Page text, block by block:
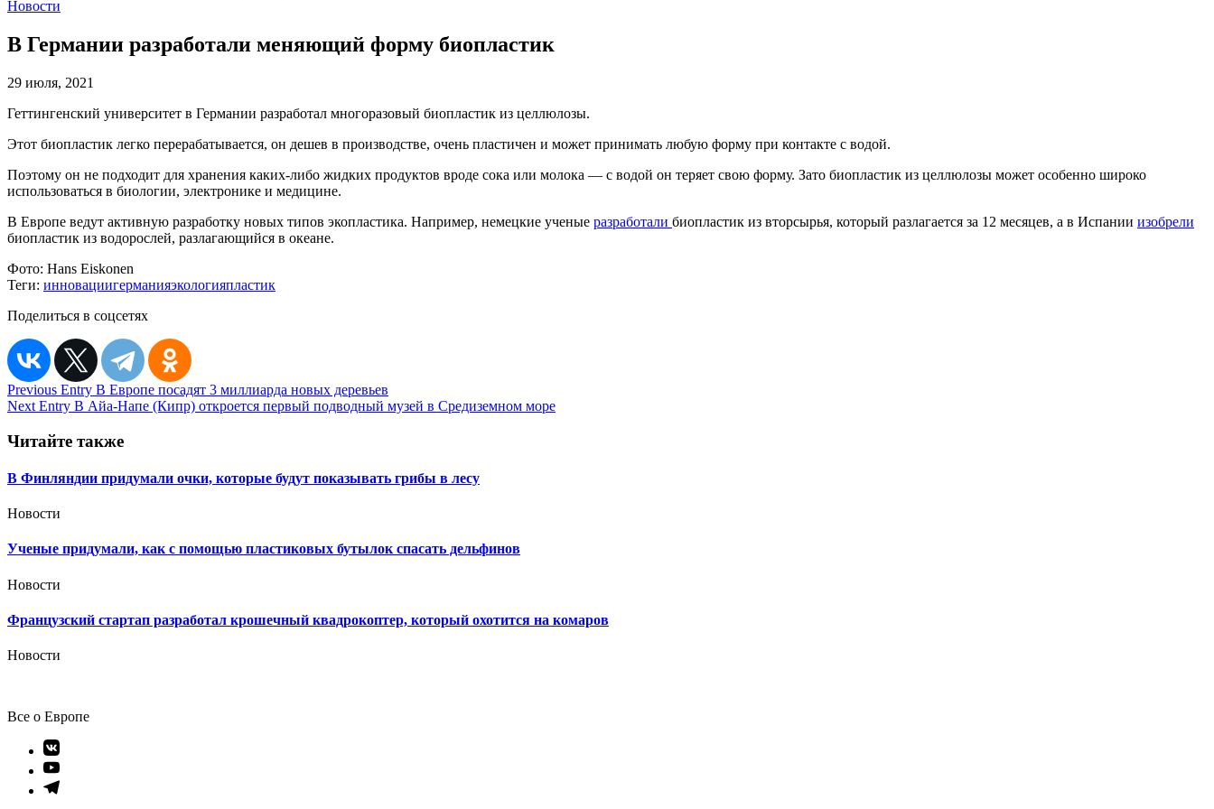
Новости
В Германии разработали меняющий форму биопластик
29 июля, 2021
Геттингенский университет в Германии разработал многоразовый биопластик из целлюлозы.
Этот биопластик легко перерабатывается, он дешев в производстве, очень пластичен и может принимать любую форму при контакте с водой.
Поэтому он не подходит для хранения каких-либо жидких продуктов вроде сока или молока — с водой он теряет свою форму. Зато биопластик из целлюлозы может особенно широко
использоваться в биологии, электронике и медицине.
В Европе ведут активную разработку новых типов экопластика. Например, немецкие ученые разработали биопластик из вторсырья, который разлагается за 12 месяцев, а в Испании изобрели
биопластик из водорослей, разлагающийся в океане.
Фото: Hans Eiskonen
Теги: инновациигерманияэкологияпластик
Поделиться в соцсетях
Навигация
по
записям
Previous Entry В Европе посадят 3 миллиарда новых деревьев
Next Entry В Айа-Напе (Кипр) откроется первый подводный музей в Средиземном море
Читайте также
В Финляндии придумали очки, которые будут показывать грибы в лесу
Новости
Ученые придумали, как с помощью пластиковых бутылок спасать дельфинов
Новости
Французский стартап разработал крошечный квадрокоптер, который охотится на комаров
Новости
Все о Европе
Элемент
меню
Элемент
меню
Элемент